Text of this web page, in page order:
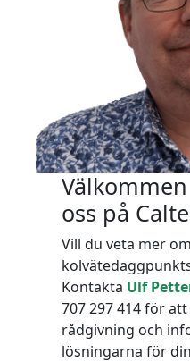
oss på
Vill du veta mer
Kontakta Ulf
707 297 414 för
rådgivning och
lösningarna för